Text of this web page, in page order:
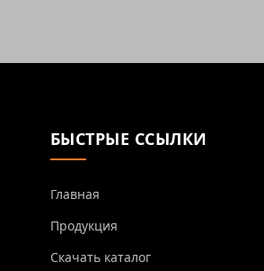
БЫСТРЫЕ ССЫЛКИ
Главная
Продукция
Скачать каталог